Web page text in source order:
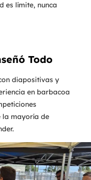
es límite, nunca
Todo
diapositivas y
en barbacoa
la mayoría de